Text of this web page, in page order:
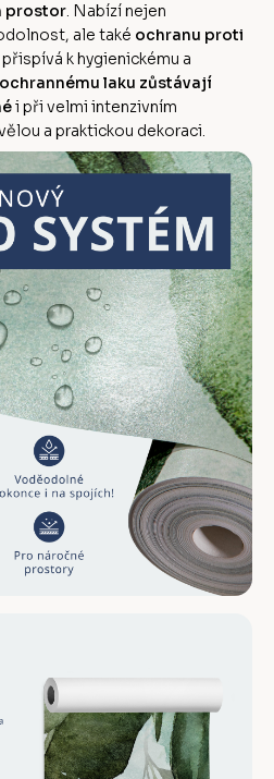
prostor. Nabízí nejen
ale také ochranu proti
přispívá k hygienickému a
ochrannému laku zůstávají
i při velmi intenzivním
a praktickou dekoraci.